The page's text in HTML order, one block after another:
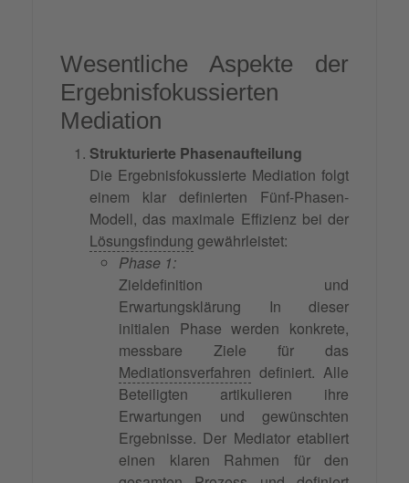
Wesentliche Aspekte der
Ergebnisfokussierten
Mediation
Strukturierte Phasenaufteilung
Die Ergebnisfokussierte Mediation folgt
einem klar definierten Fünf-Phasen-
Modell, das maximale Effizienz bei der
Lösungsfindung gewährleistet:
Phase 1:
Zieldefinition und
Erwartungsklärung In dieser
initialen Phase werden konkrete,
messbare Ziele für das
Mediationsverfahren definiert. Alle
Beteiligten artikulieren ihre
Erwartungen und gewünschten
Ergebnisse. Der Mediator etabliert
einen klaren Rahmen für den